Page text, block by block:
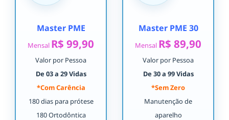
Master PME
Mensal R$ 99,90
Valor por Pessoa
De 03 a 29 Vidas
*Com Carência
180 dias para prótese
180 Ortodôntica
Master PME 30
Mensal R$ 89,90
Valor por Pessoa
De 30 a 99 Vidas
*Sem Zero
Manutenção de
aparelho